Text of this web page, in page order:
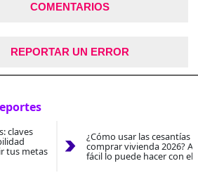
COMENTARIOS
REPORTAR UN ERROR
claves
tus metas
¿Cómo usar las cesantías
comprar vivienda 2026?
fácil lo puede hacer con el